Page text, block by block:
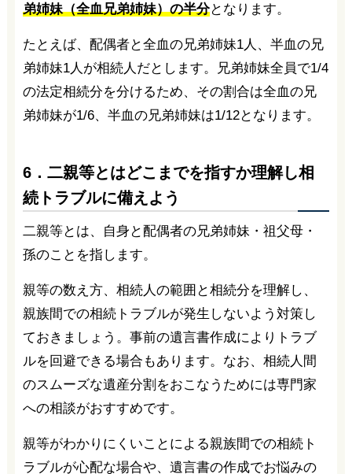
弟姉妹（全血兄弟姉妹）の半分となります。
たとえば、配偶者と全血の兄弟姉妹1人、半血の兄
弟姉妹1人が相続人だとします。兄弟姉妹全員で1/4
の法定相続分を分けるため、その割合は全血の兄
弟姉妹が1/6、半血の兄弟姉妹は1/12となります。
6．二親等とはどこまでを指すか理解し相
続トラブルに備えよう
二親等とは、自身と配偶者の兄弟姉妹・祖父母・
孫のことを指します。
親等の数え方、相続人の範囲と相続分を理解し、
親族間での相続トラブルが発生しないよう対策し
ておきましょう。事前の遺言書作成によりトラブ
ルを回避できる場合もあります。なお、相続人間
のスムーズな遺産分割をおこなうためには専門家
への相談がおすすめです。
親等がわかりにくいことによる親族間での相続ト
ラブルが心配な場合や、遺言書の作成でお悩みの